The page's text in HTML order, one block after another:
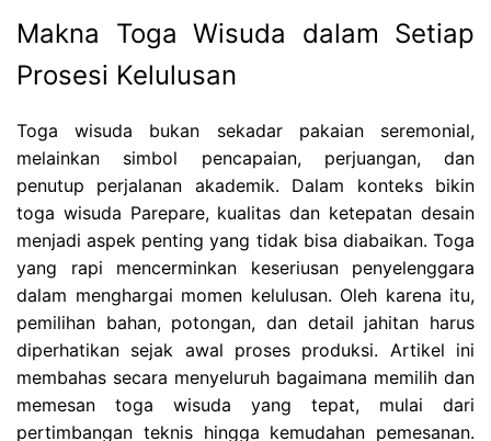
Makna Toga Wisuda dalam Setiap
Prosesi Kelulusan
Toga wisuda bukan sekadar pakaian seremonial,
melainkan simbol pencapaian, perjuangan, dan
penutup perjalanan akademik. Dalam konteks bikin
toga wisuda Parepare, kualitas dan ketepatan desain
menjadi aspek penting yang tidak bisa diabaikan. Toga
yang rapi mencerminkan keseriusan penyelenggara
dalam menghargai momen kelulusan. Oleh karena itu,
pemilihan bahan, potongan, dan detail jahitan harus
diperhatikan sejak awal proses produksi. Artikel ini
membahas secara menyeluruh bagaimana memilih dan
memesan toga wisuda yang tepat, mulai dari
pertimbangan teknis hingga kemudahan pemesanan.